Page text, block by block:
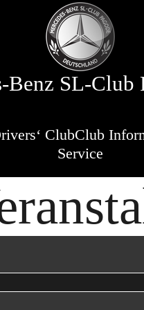
Benz SL-Club
ClubClub
Service